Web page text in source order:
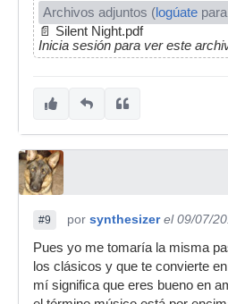
Archivos adjuntos (logúate
📄
Silent Night.pdf
Inicia sesión para ver este
#9 por synthesizer el 09/07/
Pues yo me tomaría la misma
los clásicos y que te convierte
mí significa que eres bueno en